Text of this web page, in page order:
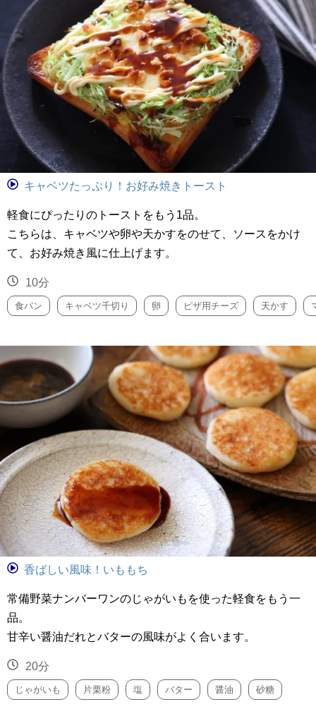
キャベツたっぷり！お好み焼きトースト
軽食にぴったりのトーストをもう1品。
こちらは、キャベツや卵や天かすをのせて、ソースをかけ
て、お好み焼き風に仕上げます。
10分
食パン キャベツ千切り 卵 ピザ用チーズ 天かす
香ばしい風味！いももち
常備野菜ナンバーワンのじゃがいもを使った軽食をもう一
品。
甘辛い醤油だれとバターの風味がよく合います。
20分
じゃがいも 片栗粉 塩 バター 醤油 砂糖